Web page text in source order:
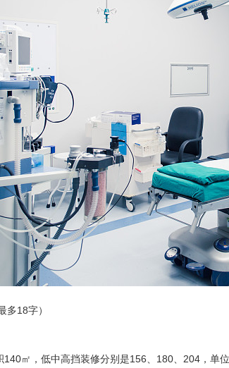
多18字）
140㎡，低中高挡装修分别是156、180、204，单